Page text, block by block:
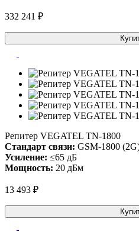
332 241 ₽
Репитер VEGATEL TN-1800
Стандарт связи: GSM-1800
Усиление: ≤65 дБ
Мощность: 20 дБм
13 493 ₽